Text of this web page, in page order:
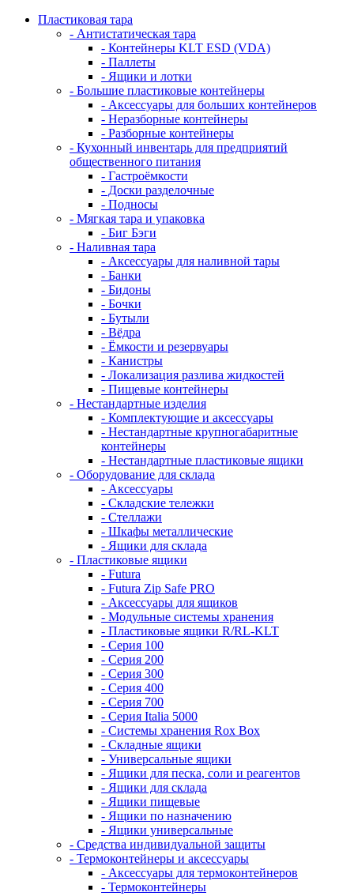
Пластиковая тара
- Антистатическая тара
- Контейнеры KLT ESD (VDA)
- Паллеты
- Ящики и лотки
- Большие пластиковые контейнеры
- Аксессуары для больших контейнеров
- Неразборные контейнеры
- Разборные контейнеры
- Кухонный инвентарь для предприятий
общественного питания
- Гастроёмкости
- Доски разделочные
- Подносы
- Мягкая тара и упаковка
- Биг Бэги
- Наливная тара
- Аксессуары для наливной тары
- Банки
- Бидоны
- Бочки
- Бутыли
- Вёдра
- Ёмкости и резервуары
- Канистры
- Локализация разлива жидкостей
- Пищевые контейнеры
- Нестандартные изделия
- Комплектующие и аксессуары
- Нестандартные крупногабаритные
контейнеры
- Нестандартные пластиковые ящики
- Оборудование для склада
- Аксессуары
- Складские тележки
- Стеллажи
- Шкафы металлические
- Ящики для склада
- Пластиковые ящики
- Futura
- Futura Zip Safe PRO
- Аксессуары для ящиков
- Модульные системы хранения
- Пластиковые ящики R/RL-KLT
- Серия 100
- Серия 200
- Серия 300
- Серия 400
- Серия 700
- Серия Italia 5000
- Системы хранения Rox Box
- Складные ящики
- Универсальные ящики
- Ящики для песка, соли и реагентов
- Ящики для склада
- Ящики пищевые
- Ящики по назначению
- Ящики универсальные
- Средства индивидуальной защиты
- Термоконтейнеры и аксессуары
- Аксессуары для термоконтейнеров
- Термоконтейнеры